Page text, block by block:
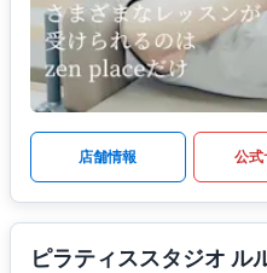
店舗情報 公式
ピラティススタジオ ル